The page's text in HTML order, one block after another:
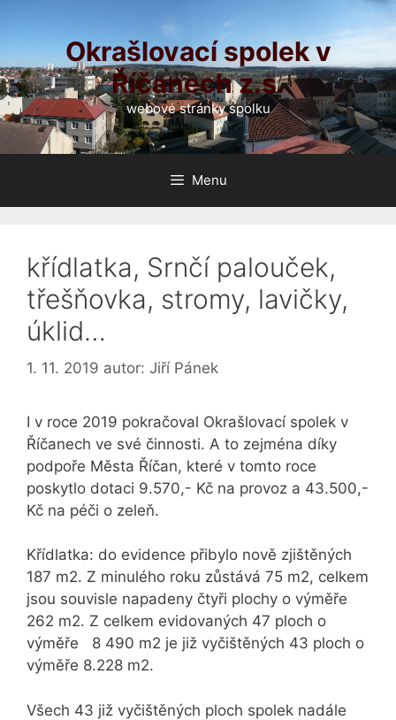
Okrašlovací spolek v
Říčanech z.s.
webové stránky spolku
Menu
křídlatka, Srnčí palouček,
třešňovka, stromy, lavičky,
úklid…
1. 11. 2019 autor: Jiří Pánek
I v roce 2019 pokračoval Okrašlovací spolek v
Říčanech ve své činnosti. A to zejména díky
podpoře Města Říčan, které v tomto roce
poskytlo dotaci 9.570,- Kč na provoz a 43.500,-
Kč na péči o zeleň.
Křídlatka: do evidence přibylo nově zjištěných
187 m2. Z minulého roku zůstává 75 m2, celkem
jsou souvisle napadeny čtyři plochy o výměře
262 m2. Z celkem evidovaných 47 ploch o
výměře 8 490 m2 je již vyčištěných 43 ploch o
výměře 8.228 m2.
Všech 43 již vyčištěných ploch spolek nadále